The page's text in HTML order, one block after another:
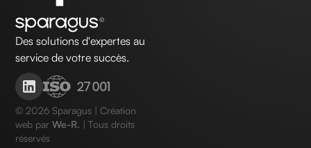
Des solutions d'expertes au
service de votre succès.
©2026 Sparagus | Création
web parWe-R. | Tous droits
réservés